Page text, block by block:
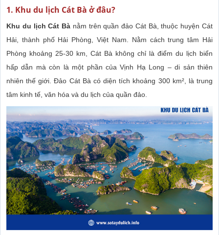
1. Khu du lịch Cát Bà ở đâu?
Khu du lịch Cát Bà nằm trên quần đảo Cát Bà, thuộc huyện Cát
Hải, thành phố Hải Phòng, Việt Nam. Nằm cách trung tâm Hải
Phòng khoảng 25-30 km, Cát Bà không chỉ là điểm du lịch biển
hấp dẫn mà còn là một phần của Vịnh Hạ Long – di sản thiên
nhiên thế giới. Đảo Cát Bà có diện tích khoảng 300 km², là trung
tâm kinh tế, văn hóa và du lịch của quần đảo.